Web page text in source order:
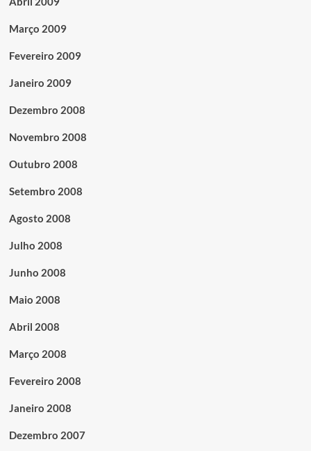
Março 2009
Fevereiro 2009
Janeiro 2009
Dezembro 2008
Novembro 2008
Outubro 2008
Setembro 2008
Agosto 2008
Julho 2008
Junho 2008
Maio 2008
Abril 2008
Março 2008
Fevereiro 2008
Janeiro 2008
Dezembro 2007